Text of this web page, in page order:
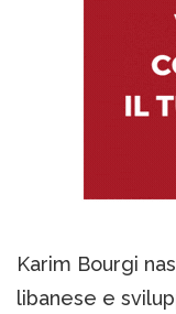
Karim Bourgi
libanese e